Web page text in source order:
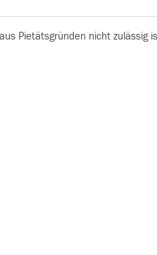
Pietätsgründen nicht zulässig